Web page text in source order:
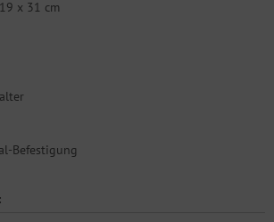
x 31 cm
Befestigung